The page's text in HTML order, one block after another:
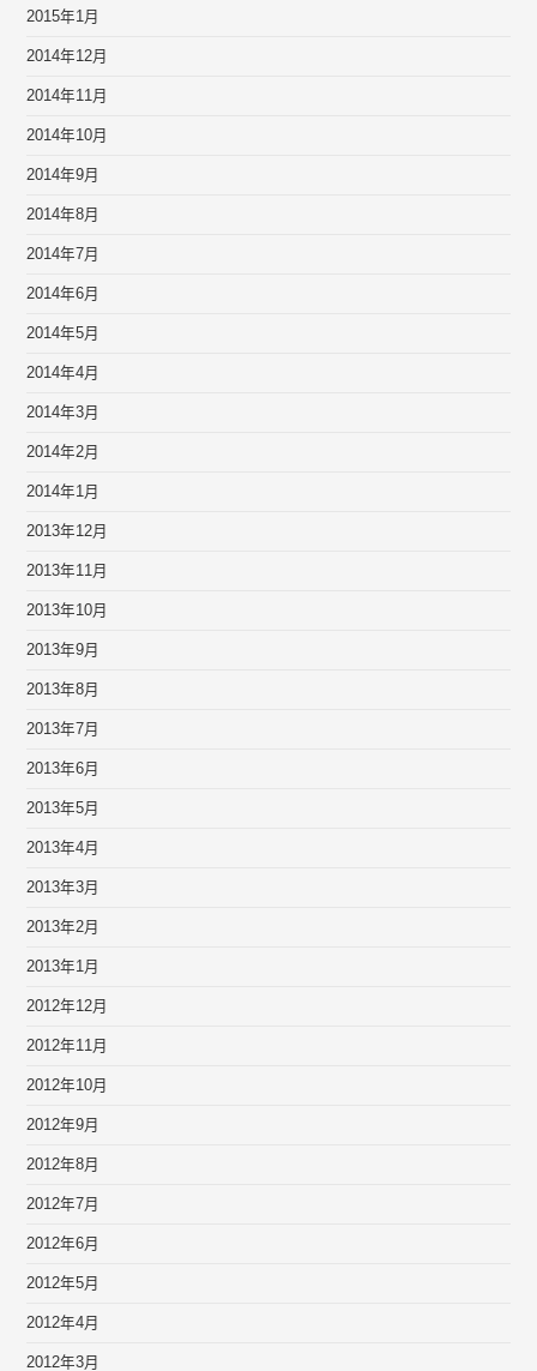
2015年1月
2014年12月
2014年11月
2014年10月
2014年9月
2014年8月
2014年7月
2014年6月
2014年5月
2014年4月
2014年3月
2014年2月
2014年1月
2013年12月
2013年11月
2013年10月
2013年9月
2013年8月
2013年7月
2013年6月
2013年5月
2013年4月
2013年3月
2013年2月
2013年1月
2012年12月
2012年11月
2012年10月
2012年9月
2012年8月
2012年7月
2012年6月
2012年5月
2012年4月
2012年3月